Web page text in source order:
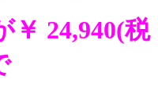
￥ 24,940(税